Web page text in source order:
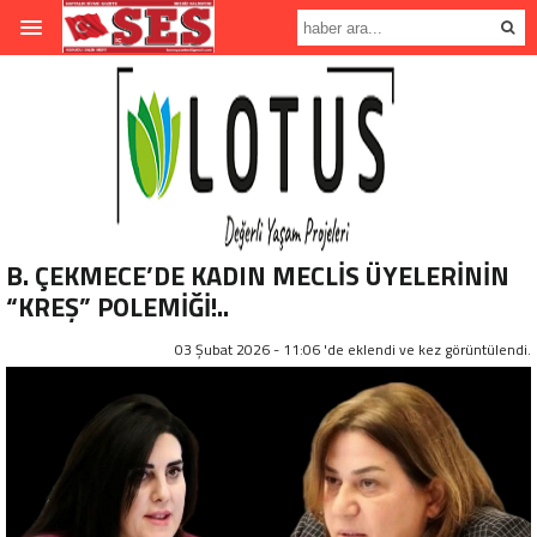
B. ÇEKMECE’DE KADIN MECLİS ÜYELERİNİN
“KREŞ” POLEMİĞİ!..
03 Şubat 2026 - 11:06 'de eklendi ve kez görüntülendi.